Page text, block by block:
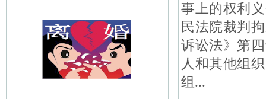
事上的权利
民法院裁判
诉讼法》第
人和其他组
组...